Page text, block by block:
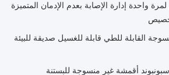
واحدة إدارة الإصابة بعدم الإدمان المتميزة
القابلة للطي قابلة للغسيل صديقة للبيئة